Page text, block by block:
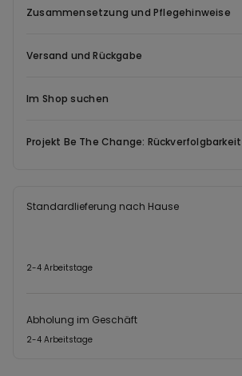
Zusammensetzung und Pflegehinweise
Versand und Rückgabe
Im Shop suchen
Projekt Be The Change: Rückverfolgbarkeit
Standardlieferung nach Hause
2-4 Arbeitstage
Abholung im Geschäft
2-4 Arbeitstage